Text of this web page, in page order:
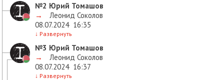
№2 Юрий Томашов
→
Леонид Соколов
08.07.2024 16:35
↓ Развернуть
№3 Юрий Томашов
→
Леонид Соколов
08.07.2024 16:37
↓ Развернуть